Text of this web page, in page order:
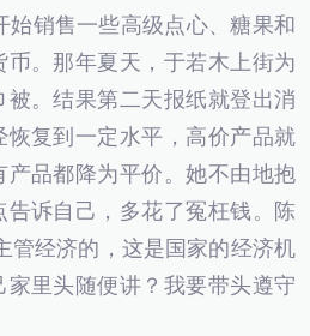
始销售一些高级点心、糖果和
。那年夏天，于若木上街为
。结果第二天报纸就登出消
恢复到一定水平，高价产品就
产品都降为平价。她不由地抱
诉自己，多花了冤枉钱。陈
管经济的，这是国家的经济机
里头随便讲？我要带头遵守